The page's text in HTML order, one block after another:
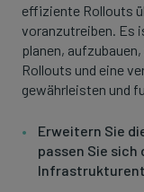
effiziente Rollouts
voranzutreiben. Es
planen,
Rollouts und eine
gewährleisten und
Erweitern Sie
passen Sie sich